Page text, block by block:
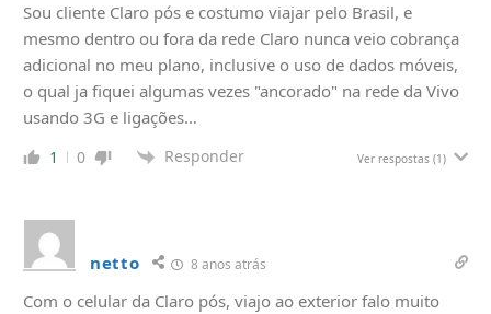
Sou cliente Claro pós e costumo viajar pelo Brasil, e
mesmo dentro ou fora da rede Claro nunca veio cobrança
adicional no meu plano, inclusive o uso de dados móveis,
o qual ja fiquei algumas vezes "ancorado" na rede da Vivo
usando 3G e ligações…
1 0 Responder Ver respostas (1)
netto 8 anos atrás
Com o celular da Claro pós, viajo ao exterior falo muito